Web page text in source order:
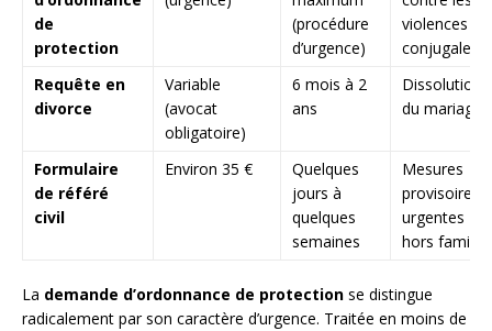
de
protection
(procédure
d’urgence)
violences
conjugales
Requête en
divorce
Variable
(avocat
obligatoire)
6 mois à 2
ans
Dissolution
du mariage
Formulaire
de référé
civil
Environ 35 €
Quelques
jours à
quelques
semaines
Mesures
provisoires
urgentes
hors famille
La demande d’ordonnance de protection se distingue
radicalement par son caractère d’urgence. Traitée en moins de